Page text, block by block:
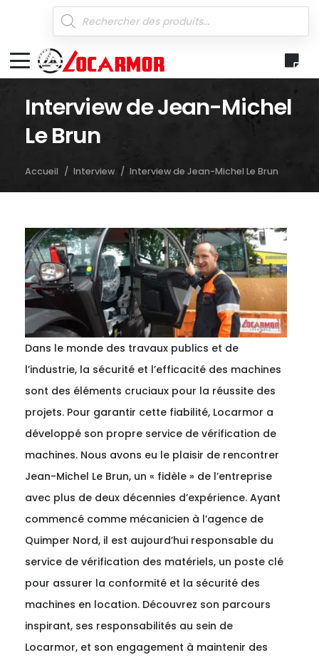
Recherche
de
produits
Interview de Jean-Michel
Le Brun
Accueil / Interview / Interview de Jean-Michel Le Brun
Dans le monde des travaux publics et de
l’industrie, la sécurité et l’efficacité des machines
sont des éléments cruciaux pour la réussite des
projets. Pour garantir cette fiabilité, Locarmor a
développé son propre service de vérification de
machines. Nous avons eu le plaisir de rencontrer
Jean-Michel Le Brun, un « fidèle » de l’entreprise
avec plus de deux décennies d’expérience. Ayant
commencé comme mécanicien à l’agence de
Quimper Nord, il est aujourd’hui responsable du
service de vérification des matériels, un poste clé
pour assurer la conformité et la sécurité des
machines en location. Découvrez son parcours
inspirant, ses responsabilités au sein de
Locarmor, et son engagement à maintenir des